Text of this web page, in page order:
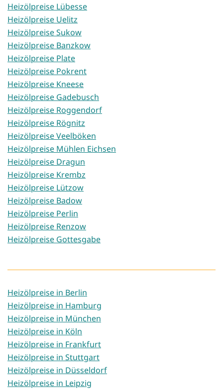
Heizölpreise Lübesse
Heizölpreise Uelitz
Heizölpreise Sukow
Heizölpreise Banzkow
Heizölpreise Plate
Heizölpreise Pokrent
Heizölpreise Kneese
Heizölpreise Gadebusch
Heizölpreise Roggendorf
Heizölpreise Rögnitz
Heizölpreise Veelböken
Heizölpreise Mühlen Eichsen
Heizölpreise Dragun
Heizölpreise Krembz
Heizölpreise Lützow
Heizölpreise Badow
Heizölpreise Perlin
Heizölpreise Renzow
Heizölpreise Gottesgabe
Heizölpreise in Berlin
Heizölpreise in Hamburg
Heizölpreise in München
Heizölpreise in Köln
Heizölpreise in Frankfurt
Heizölpreise in Stuttgart
Heizölpreise in Düsseldorf
Heizölpreise in Leipzig